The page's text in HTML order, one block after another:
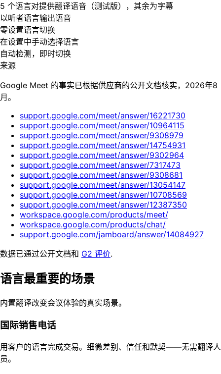
5 个语言对提供翻译语音（测试版），其余为字幕
以听者语言输出语音
零设置语言切换
在设置中手动选择语言
自动检测，即时切换
来源
Google Meet 的事实已根据供应商的公开文档核实，2026年8
月。
support.google.com/meet/answer/16221730
support.google.com/meet/answer/10964115
support.google.com/meet/answer/9308979
support.google.com/meet/answer/14754931
support.google.com/meet/answer/9302964
support.google.com/meet/answer/7317473
support.google.com/meet/answer/9308681
support.google.com/meet/answer/13054147
support.google.com/meet/answer/10708569
support.google.com/meet/answer/12387350
workspace.google.com/products/meet/
workspace.google.com/products/chat/
support.google.com/jamboard/answer/14084927
数据已通过公开文档和 G2 评价.
语言最重要的场景
内置翻译改变会议体验的真实场景。
国际销售电话
用客户的语言完成交易。细微差别、信任和默契——无需翻译人
员。